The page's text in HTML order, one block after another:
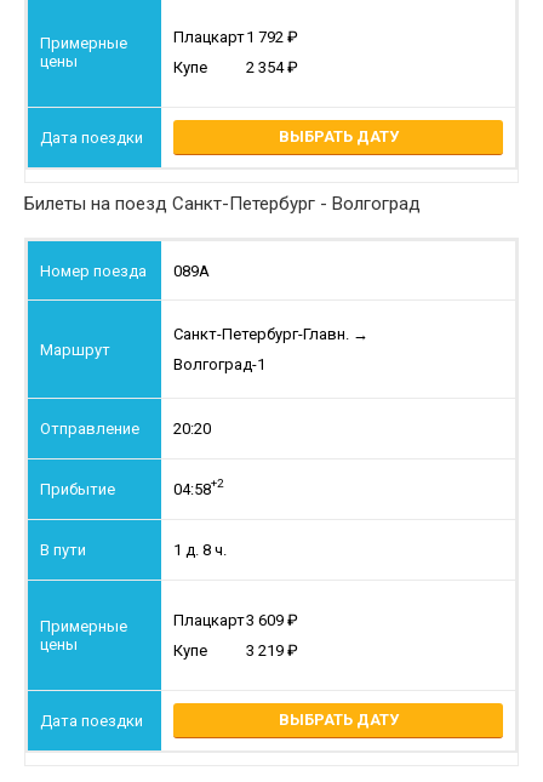
Плацкарт1 792
Купе
2 354
ВЫБРАТЬ ДАТУ
Билеты на поезд Санкт-Петербург - Волгоград
089А
Санкт-Петербург-Главн. →
Волгоград-1
20:20
04:58+2
1 д. 8 ч.
Плацкарт3 609
Купе
3 219
ВЫБРАТЬ ДАТУ